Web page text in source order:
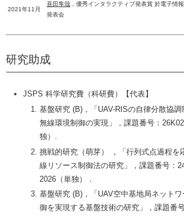
2021年11月
喜田隼哉 ，優秀インタラクティブ発表賞 於電子情
発表会
研究助成
JSPS 科学研究費（科研費）【代表】
基盤研究 (B)，「UAV-RISの自律分散協
無線環境制御の実現」，課題番号：
独）.
挑戦的研究（萌芽） ，「行列式点過程を
線リソース制御法の研究」，課題番号：
2026（単独）．
基盤研究 (B)，「UAV空中基地局ネット
御を実現する基盤技術の研究」，課題番